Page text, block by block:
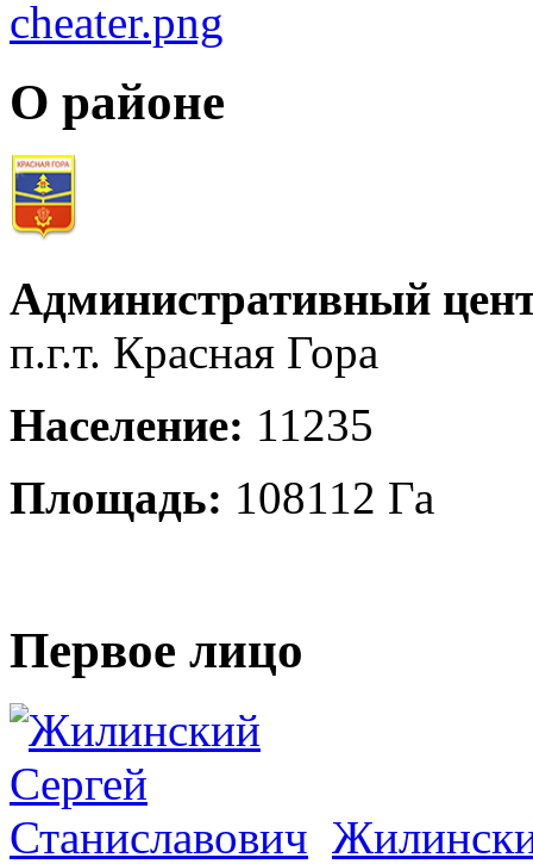
О районе
Административный
п.г.т. Красная Гора
Население: 11235
Площадь: 108112 Га
Первое лицо